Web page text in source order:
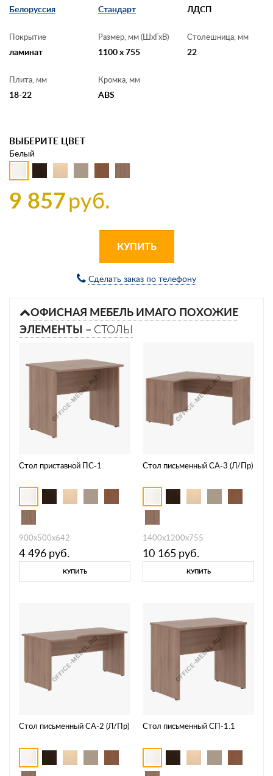
Белоруссия Стандарт ЛДСП
Покрытие
ламинат
Размер, мм (ШхГхВ)
1100 x 755
Столешница, мм
22
Плита, мм
18-22
Кромка, мм
ABS
ВЫБЕРИТЕ ЦВЕТ
Белый
9 857руб.
КУПИТЬ
Сделать заказ по телефону
ОФИСНАЯ МЕБЕЛЬ ИМАГО ПОХОЖИЕ
ЭЛЕМЕНТЫ – СТОЛЫ
Стол приставной ПС-1
900х500х642
4 496 руб.
КУПИТЬ
Стол письменный СА-3 (Л/Пр)
1400х1200х755
10 165 руб.
КУПИТЬ
Стол письменный СА-2 (Л/Пр) Стол письменный СП-1.1